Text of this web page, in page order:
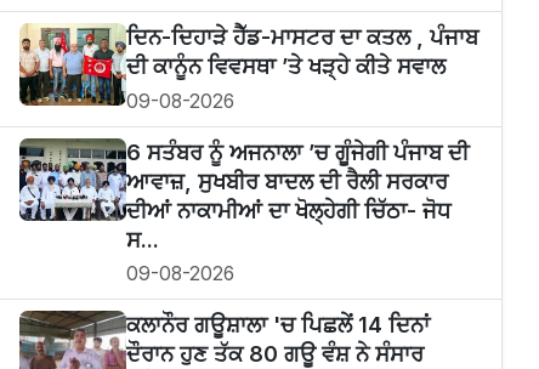
ਦਿਨ-ਦਿਹਾੜੇ ਹੈੱਡ-ਮਾਸਟਰ ਦਾ ਕਤਲ , ਪੰਜਾਬ
ਦੀ ਕਾਨੂੰਨ ਵਿਵਸਥਾ ’ਤੇ ਖੜ੍ਹੇ ਕੀਤੇ ਸਵਾਲ
09-08-2026
6 ਸਤੰਬਰ ਨੂੰ ਅਜਨਾਲਾ ’ਚ ਗੂੰਜੇਗੀ ਪੰਜਾਬ ਦੀ
ਆਵਾਜ਼, ਸੁਖਬੀਰ ਬਾਦਲ ਦੀ ਰੈਲੀ ਸਰਕਾਰ
ਦੀਆਂ ਨਾਕਾਮੀਆਂ ਦਾ ਖੋਲ੍ਹੇਗੀ ਚਿੱਠਾ- ਜੋਧ
ਸ...
09-08-2026
ਕਲਾਨੌਰ ਗਊਸ਼ਾਲਾ 'ਚ ਪਿਛਲੇਂ 14 ਦਿਨਾਂ
ਦੌਰਾਨ ਹੁਣ ਤੱਕ 80 ਗਊ ਵੰਸ਼ ਨੇ ਸੰਸਾਰ